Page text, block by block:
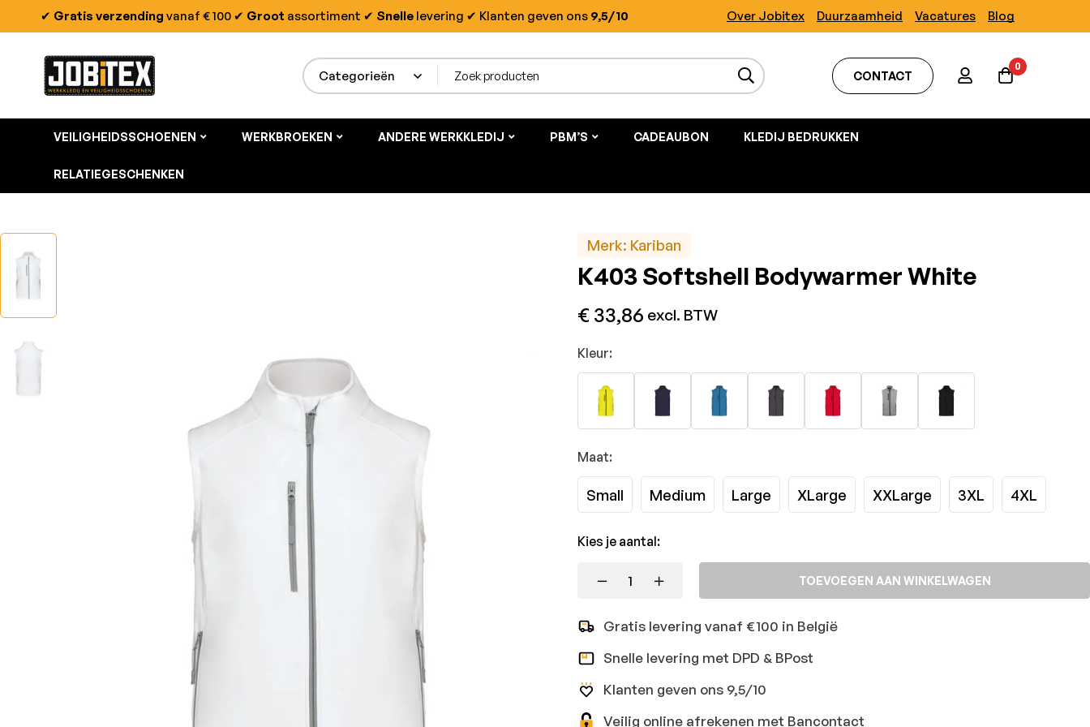
✔ Gratis verzending vanaf € 100 ✔ Groot assortiment ✔ Snelle levering ✔ Klanten geven ons 9,5/10 Over Jobitex Duurzaamheid Vacatures Blog
CONTACT
0
VEILIGHEIDSSCHOENEN WERKBROEKEN ANDERE WERKKLEDIJ PBM’S CADEAUBON KLEDIJ BEDRUKKEN
RELATIEGESCHENKEN
Merk: Kariban
K403 Softshell Bodywarmer White
€ 33,86 excl. BTW
Kleur:
Maat:
Small Medium Large XLarge XXLarge 3XL 4XL
Kies je aantal:
TOEVOEGEN AAN WINKELWAGEN
Gratis levering vanaf €100 in België
Snelle levering met DPD & BPost
Klanten geven ons 9,5/10
Veilig online afrekenen met Bancontact